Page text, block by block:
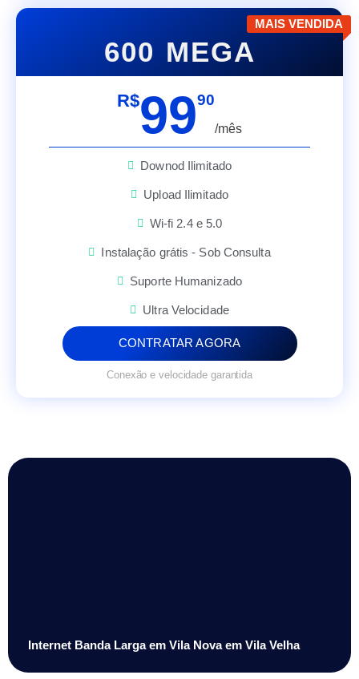
600 MEGA
R$9990
/mês
Downod Ilimitado
Upload Ilimitado
Wi-fi 2.4 e 5.0
Instalação grátis - Sob Consulta
Suporte Humanizado
Ultra Velocidade
CONTRATAR AGORA
Conexão e velocidade garantida
MAIS VENDIDA
Internet Banda Larga em Vila Nova em Vila Velha